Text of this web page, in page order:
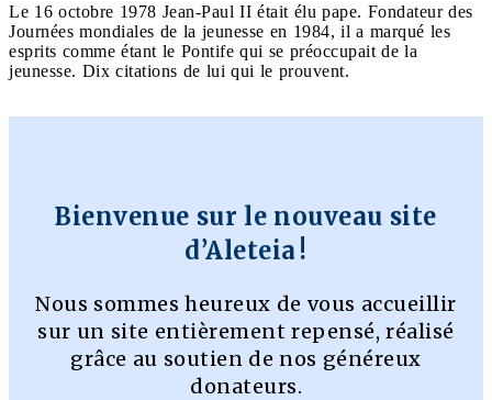
Le 16 octobre 1978 Jean-Paul II était élu pape. Fondateur des
Journées mondiales de la jeunesse en 1984, il a marqué les
esprits comme étant le Pontife qui se préoccupait de la
jeunesse. Dix citations de lui qui le prouvent.
Bienvenue sur le nouveau site
d’Aleteia !
Nous sommes heureux de vous accueillir
sur un site entièrement repensé, réalisé
grâce au soutien de nos généreux
donateurs.